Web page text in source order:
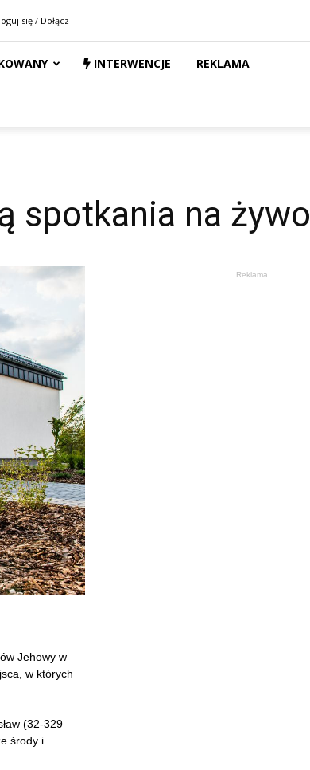
się / Dołącz
INTERWENCJE REKLAMA
spotkania na żywo
Jehowy w
w których
(32-329
środy i
Reklama